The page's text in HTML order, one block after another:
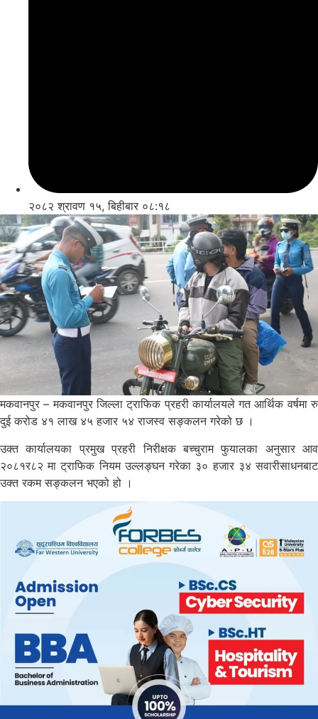
२०८२ श्रावण १५, बिहीबार ०८:१८
मकवानपुर – मकवानपुर जिल्ला ट्राफिक प्रहरी कार्यालयले गत आर्थिक वर्षमा रु
दुई करोड ४१ लाख ४५ हजार ५४ राजस्व सङ्कलन गरेको छ ।
उक्त कार्यालयका प्रमुख प्रहरी निरीक्षक बच्चुराम फुयालका अनुसार आव
२०८१र८२ मा ट्राफिक नियम उल्लङ्घन गरेका ३० हजार ३४ सवारीसाधनबाट
उक्त रकम सङ्कलन भएको हो ।